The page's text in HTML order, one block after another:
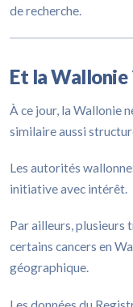
de recherche.
Et la Wallonie
À ce jour, la Wallonie
similaire aussi
Les autorités
initiative avec intérêt.
Par ailleurs, plusieurs
certains cancers en
géographique.